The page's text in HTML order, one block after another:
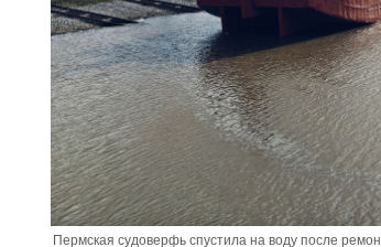
Пермская судоверфь спустила на воду после